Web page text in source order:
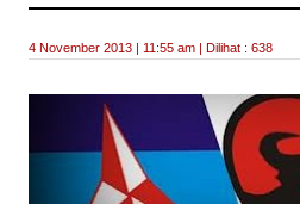
4 November 2013 | 11:55 am | Dilihat : 638